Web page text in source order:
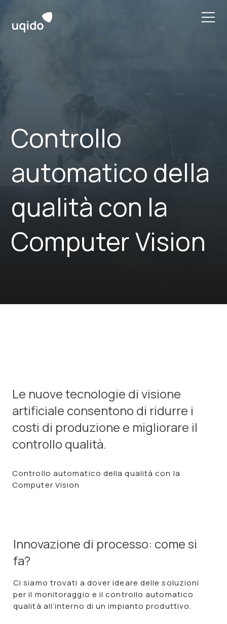
content
Controllo
automatico della
qualità con la
Computer Vision
Le nuove tecnologie di visione
artificiale consentono di ridurre i
costi di produzione e migliorare il
controllo qualità.
Controllo automatico della qualità con la
Computer Vision
Innovazione di processo: come si
fa?
Ci siamo trovati a dover ideare delle soluzioni
per il monitoraggio e ilcontrollo automatico
qualità all’interno di un impianto produttivo.